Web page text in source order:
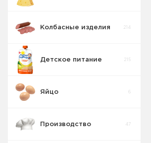
Колбасные изделия 214
Детское питание 215
Кусочки
Детская
Яйцо 6
Производство 47